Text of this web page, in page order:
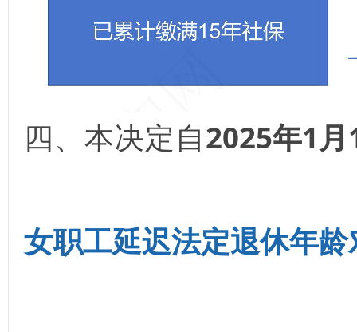
四、本决定自2025年1
女职工延迟法定退休年